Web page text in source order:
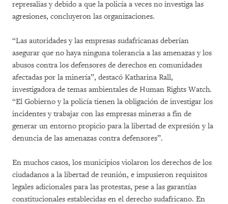
represalias y debido a que la policía a veces no investiga las
agresiones, concluyeron las organizaciones.
“Las autoridades y las empresas sudafricanas deberían
asegurar que no haya ninguna tolerancia a las amenazas y los
abusos contra los defensores de derechos en comunidades
afectadas por la minería”, destacó Katharina Rall,
investigadora de temas ambientales de Human Rights Watch.
“El Gobierno y la policía tienen la obligación de investigar los
incidentes y trabajar con las empresas mineras a fin de
generar un entorno propicio para la libertad de expresión y la
denuncia de las amenazas contra defensores”.
En muchos casos, los municipios violaron los derechos de los
ciudadanos a la libertad de reunión, e impusieron requisitos
legales adicionales para las protestas, pese a las garantías
constitucionales establecidas en el derecho sudafricano. En